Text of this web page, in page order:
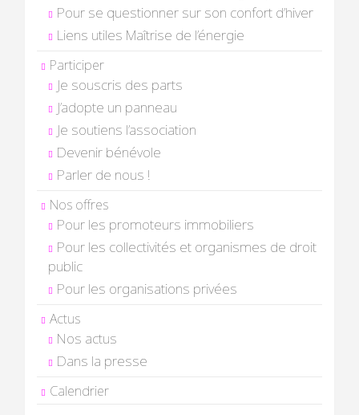
Pour se questionner sur son confort d’hiver
Liens utiles Maîtrise de l’énergie
Participer
Je souscris des parts
J’adopte un panneau
Je soutiens l’association
Devenir bénévole
Parler de nous !
Nos offres
Pour les promoteurs immobiliers
Pour les collectivités et organismes de droit
public
Pour les organisations privées
Actus
Nos actus
Dans la presse
Calendrier